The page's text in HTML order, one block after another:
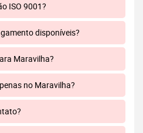
ISO 9001?
disponíveis?
Maravilha?
no Maravilha?